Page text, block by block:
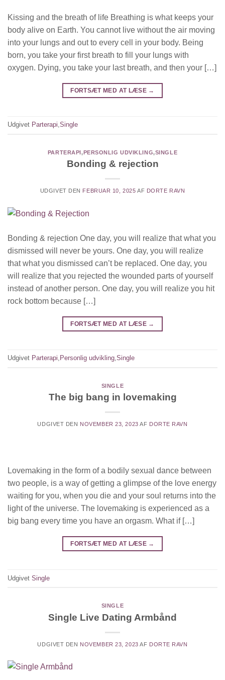
Kissing and the breath of life Breathing is what keeps your
body alive on Earth. You cannot live without the air moving
into your lungs and out to every cell in your body. Being
born, you take your first breath to fill your lungs with
oxygen. Dying, you take your last breath, and then your […]
FORTSÆT MED AT LÆSE →
Udgivet Parterapi,Single
PARTERAPI,PERSONLIG UDVIKLING,SINGLE
Bonding & rejection
UDGIVET DEN FEBRUAR 10, 2025 AF DORTE RAVN
Bonding & rejection One day, you will realize that what you
dismissed will never be yours. One day, you will realize
that what you dismissed can’t be replaced. One day, you
will realize that you rejected the wounded parts of yourself
instead of another person. One day, you will realize you hit
rock bottom because […]
FORTSÆT MED AT LÆSE →
Udgivet Parterapi, Personlig udvikling,Single
SINGLE
The big bang in lovemaking
UDGIVET DEN NOVEMBER 23, 2023 AF DORTE RAVN
Lovemaking in the form of a bodily sexual dance between
two people, is a way of getting a glimpse of the love energy
waiting for you, when you die and your soul returns into the
light of the universe. The lovemaking is experienced as a
big bang every time you have an orgasm. What if […]
FORTSÆT MED AT LÆSE →
Udgivet Single
SINGLE
Single Live Dating Armbånd
UDGIVET DEN NOVEMBER 23, 2023 AF DORTE RAVN